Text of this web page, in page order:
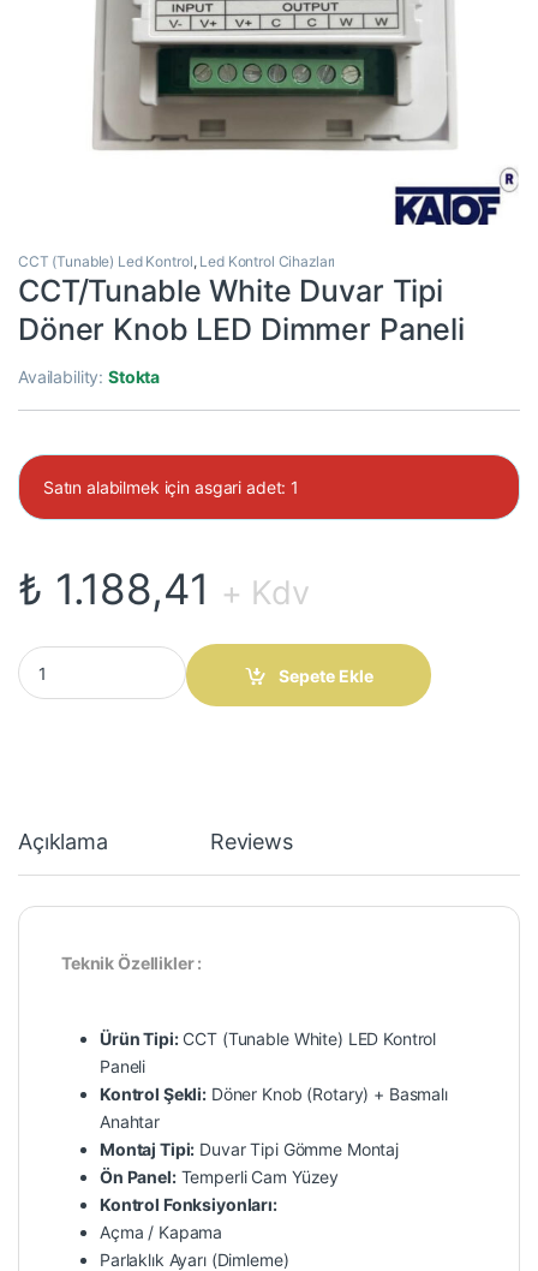
CCT (Tunable) Led Kontrol, Led Kontrol Cihazları
CCT/Tunable White Duvar Tipi
Döner Knob LED Dimmer Paneli
Availability:Stokta
Satın alabilmek için asgari adet: 1
₺ 1.188,41 + Kdv
CCT/Tunable White Duvar Tipi Döner Knob LED Dimmer Paneli
Sepete Ekle
Açıklama Reviews
Teknik Özellikler :
Ürün Tipi:CCT (Tunable White) LED Kontrol
Paneli
Kontrol Şekli: Döner Knob (Rotary) + Basmalı
Anahtar
Montaj Tipi: Duvar Tipi Gömme Montaj
Ön Panel:Temperli Cam Yüzey
Kontrol Fonksiyonları:
Açma / Kapama
Parlaklık Ayarı (Dimleme)